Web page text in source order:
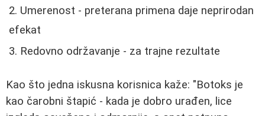
Umerenost - preterana primena daje neprirodan
efekat
Redovno održavanje - za trajne rezultate
Kao što jedna iskusna korisnica kaže: "Botoks je
kao čarobni štapić - kada je dobro urađen, lice